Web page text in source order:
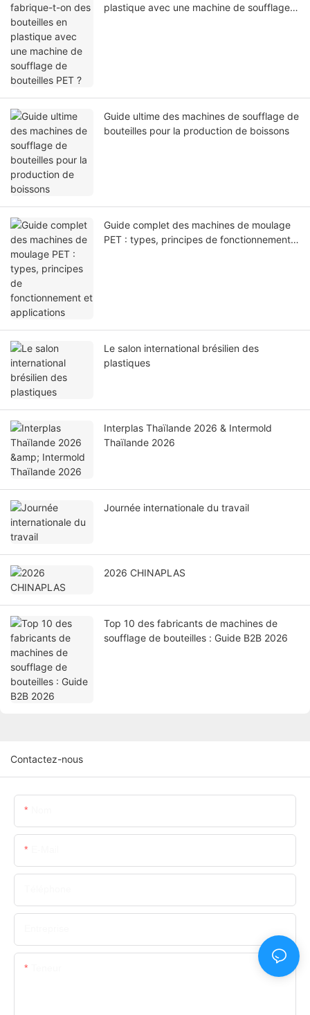
plastique avec une machine de soufflage
Guide ultime des machines de soufflage de
bouteilles pour la production de boissons
Guide complet des machines de moulage
PET : types, principes de fonctionnement
Le salon international brésilien des
plastiques
Interplas Thaïlande 2026 & Intermold
Thaïlande 2026
Journée internationale du travail
2026 CHINAPLAS
Top 10 des fabricants de machines de
soufflage de bouteilles : Guide B2B 2026
Contactez-nous